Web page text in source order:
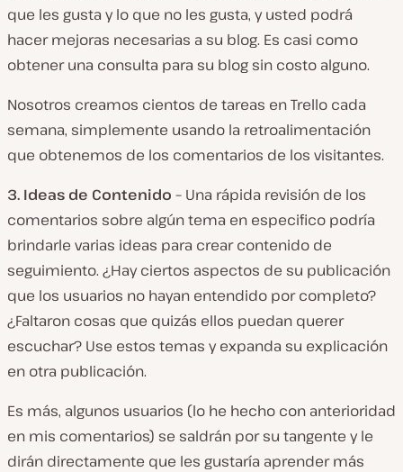
que les gusta y lo que no les gusta, y usted podrá
hacer mejoras necesarias a su blog. Es casi como
obtener una consulta para su blog sin costo alguno.
Nosotros creamos cientos de tareas en Trello cada
semana, simplemente usando la retroalimentación
que obtenemos de los comentarios de los visitantes.
3. Ideas de Contenido – Una rápida revisión de los
comentarios sobre algún tema en especifico podría
brindarle varias ideas para crear contenido de
seguimiento. ¿Hay ciertos aspectos de su publicación
que los usuarios no hayan entendido por completo?
¿Faltaron cosas que quizás ellos puedan querer
escuchar? Use estos temas y expanda su explicación
en otra publicación.
Es más, algunos usuarios (lo he hecho con anterioridad
en mis comentarios) se saldrán por su tangente y le
dirán directamente que les gustaría aprender más